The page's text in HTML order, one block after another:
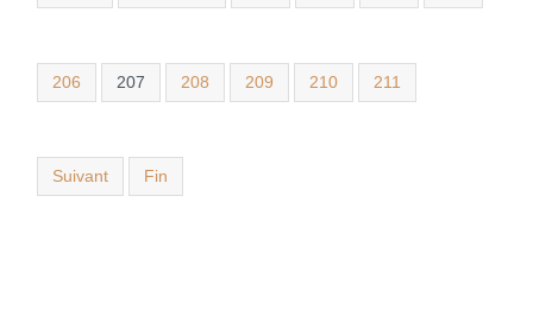
206 207 208 209 210 211
Suivant Fin